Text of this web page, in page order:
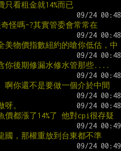
看租金就14%而已
怪嗎~?其實管委會常常在
美物價指數紐約的嗆你低估，中
你後期修漏水修水管那些....
啊你還不是要做一個介於中間
。
價都漲了14%了 他對cpi很存疑
國，那權重放到台東都不準